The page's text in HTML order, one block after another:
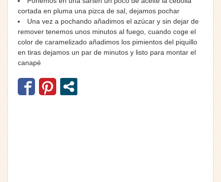
cortada en pluma una pizca de sal, dejamos pochar
Una vez a pochando añadimos el azúcar y sin dejar de
remover tenemos unos minutos al fuego, cuando coge el
color de caramelizado añadimos los pimientos del piquillo
en tiras dejamos un par de minutos y listo para montar el
canapé